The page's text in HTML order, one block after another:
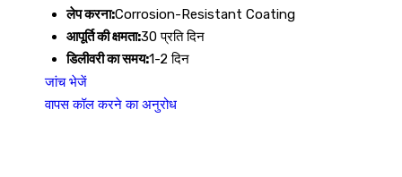
लेप करना:Corrosion-Resistant Coating
आपूर्ति की क्षमता:30 प्रति दिन
डिलीवरी का समय:1-2 दिन
जांच भेजें
वापस कॉल करने का अनुरोध